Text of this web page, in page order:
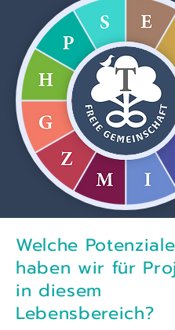
Welche Potenziale
haben wir für
in diesem
Lebensbereich?